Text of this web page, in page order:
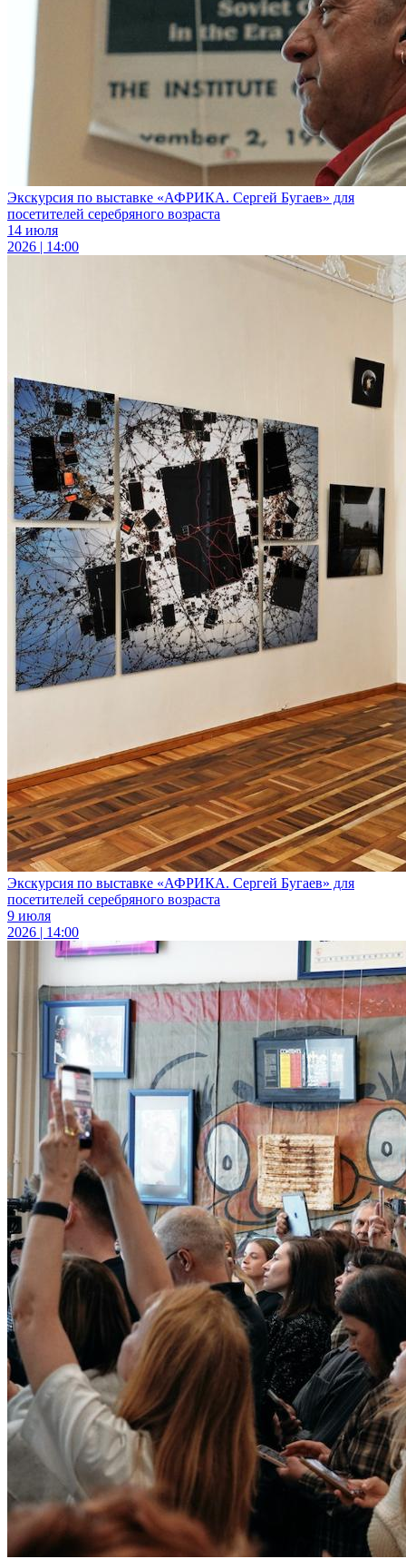
Экскурсия по выставке «АФРИКА. Сергей Бугаев» для
посетителей серебряного возраста
14 июля
2026 | 14:00
Экскурсия по выставке «АФРИКА. Сергей Бугаев» для
посетителей серебряного возраста
9 июля
2026 | 14:00